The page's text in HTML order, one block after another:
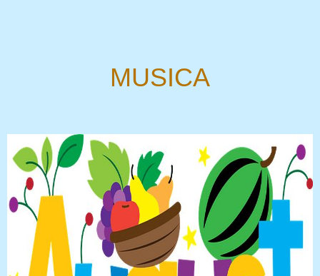
MUSICA